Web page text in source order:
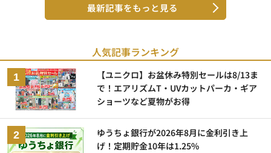
最新記事をもっと見る
人気記事ランキング
【ユニクロ】お盆休み特別セールは8/13ま
で！エアリズムT・UVカットパーカ・ギア
ショーツなど夏物がお得
ゆうちょ銀行が2026年8月に金利引き上
げ！定期貯金10年は1.25%